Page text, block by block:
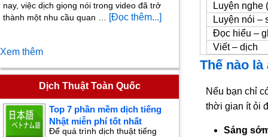
Luyện nghe
Luyện nói –
Đọc hiểu –
Viết – dịch
Thế nào
Nếu bạn chỉ
thời gian ít ỏi
Sáng
nay, việc dịch giọng nói trong video đã trở
thành một nhu cầu quan …
[Đọc thêm...]
Xem thêm
Dịch Thuật Toàn Quốc
Top 7 phần mềm dịch tiếng
Nhật miễn phí tốt nhất
Để quá trình dịch thuật tiếng